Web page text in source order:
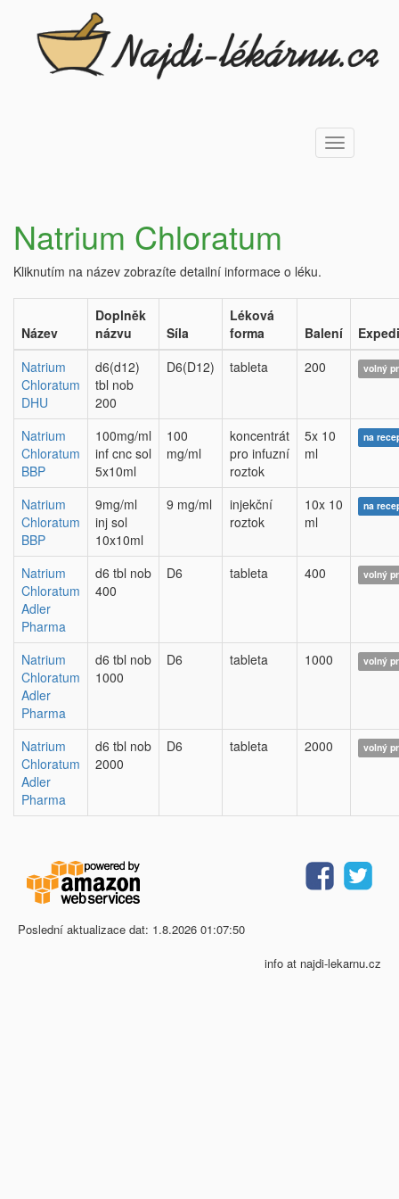
Toggle
navigation
Natrium Chloratum
Kliknutím na název zobrazíte detailní informace o léku.
Název
Doplněk
názvu
Síla
Léková
forma
Balení
Natrium
Chloratum
DHU
d6(d12)
tbl nob
200
D6(D12) tableta 200 volný
Natrium
Chloratum
BBP
100mg/ml
inf cnc sol
5x10ml
100
mg/ml
koncentrát
pro infuzní
roztok
5x 10
ml
na
Natrium
Chloratum
BBP
9mg/ml
inj sol
10x10ml
9 mg/ml
injekční
roztok
10x 10
ml
na
Natrium
Chloratum
Adler
Pharma
d6 tbl nob
400
D6 tableta 400 volný
Natrium
Chloratum
Adler
Pharma
d6 tbl nob
1000
D6 tableta 1000 volný
Natrium
Chloratum
Adler
Pharma
d6 tbl nob
2000
D6 tableta 2000 volný
Poslední aktualizace dat: 1.8.2026 01:07:50
info at najdi-lekarnu.cz